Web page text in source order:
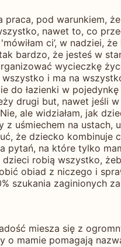
pod warunkiem,
nawet to, co
ci’, w nadziei,
bardzo, że jesteś w
wycieczkę
i ma na
do łazienki w
drugi but, nawet jeśli w
ale widziałam, jak
uśmiechem na ustach,
że dziecko
pytań, na które tylko
robią wszystko,
obiad z niczego i
szukania zaginionych
miesza się z
o mamie pomagają